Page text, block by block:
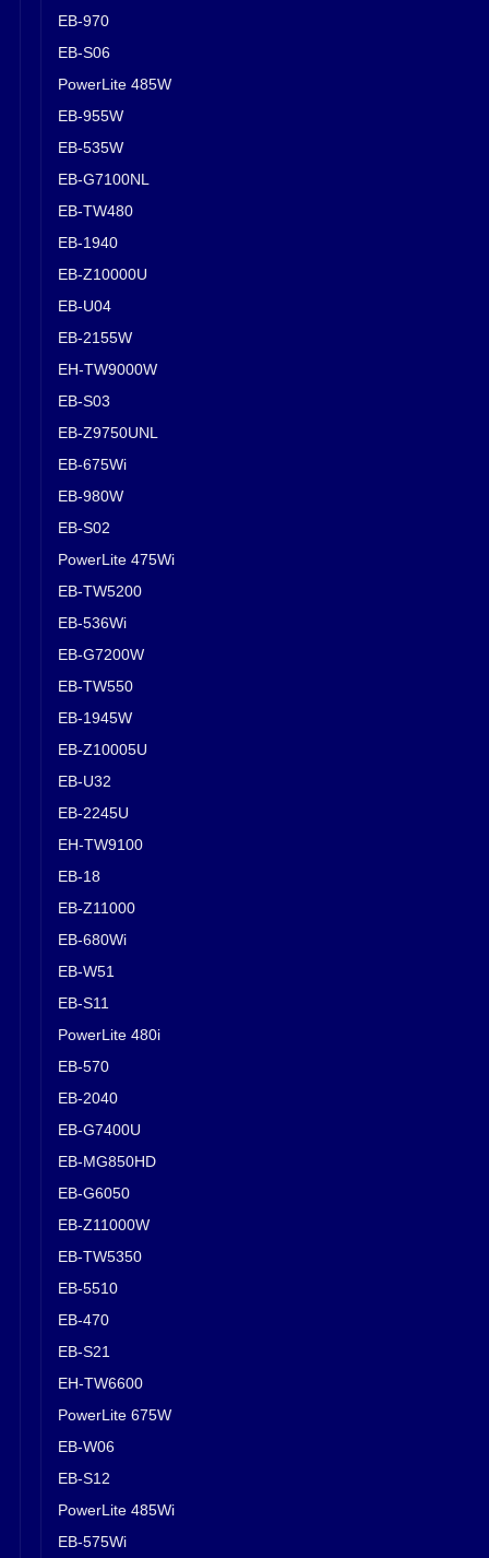
EB-970
EB-S06
PowerLite 485W
EB-955W
EB-535W
EB-G7100NL
EB-TW480
EB-1940
EB-Z10000U
EB-U04
EB-2155W
EH-TW9000W
EB-S03
EB-Z9750UNL
EB-675Wi
EB-980W
EB-S02
PowerLite 475Wi
EB-TW5200
EB-536Wi
EB-G7200W
EB-TW550
EB-1945W
EB-Z10005U
EB-U32
EB-2245U
EH-TW9100
EB-18
EB-Z11000
EB-680Wi
EB-W51
EB-S11
PowerLite 480i
EB-570
EB-2040
EB-G7400U
EB-MG850HD
EB-G6050
EB-Z11000W
EB-TW5350
EB-5510
EB-470
EB-S21
EH-TW6600
PowerLite 675W
EB-W06
EB-S12
PowerLite 485Wi
EB-575Wi